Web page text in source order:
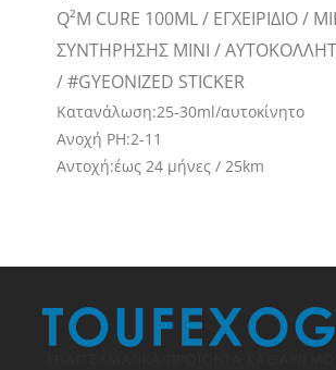
Q²M CURE 100ML / ΕΓΧΕΙΡΙΔΙΟ /
ΣΥΝΤΗΡΗΣΗΣ MINI /
/ #GYEONIZED STICKER
Κατανάλωση:25-30ml/αυτοκίνητο
Ανοχή PH:2-11
Αντοχή:έως 24 μήνες / 25km